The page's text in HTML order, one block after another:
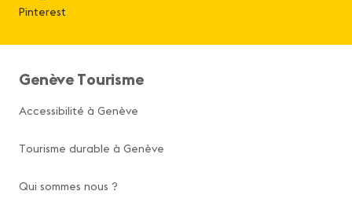
Pinterest
Genève Tourisme
Accessibilité à Genève
Tourisme durable à Genève
Qui sommes nous ?